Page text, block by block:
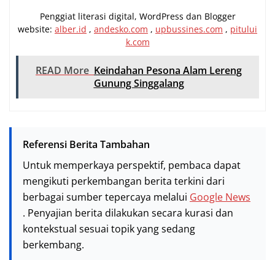
Penggiat literasi digital, WordPress dan Blogger
website: alber.id , andesko.com , upbussines.com , pitului
k.com
READ More Keindahan Pesona Alam Lereng
Gunung Singgalang
Referensi Berita Tambahan
Untuk memperkaya perspektif, pembaca dapat
mengikuti perkembangan berita terkini dari
berbagai sumber tepercaya melalui Google News
. Penyajian berita dilakukan secara kurasi dan
kontekstual sesuai topik yang sedang
berkembang.